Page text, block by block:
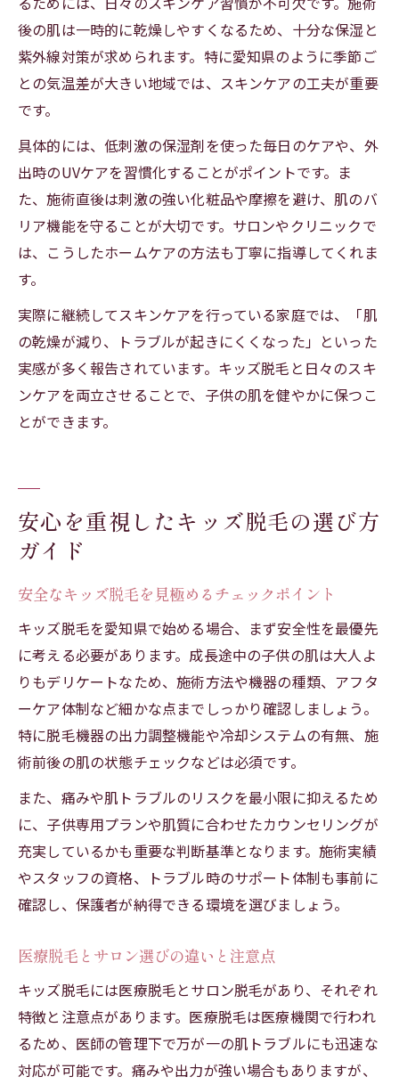
後の肌は一時的に乾燥しやすくなるため、十分な保湿と
紫外線対策が求められます。特に愛知県のように季節ご
との気温差が大きい地域では、スキンケアの工夫が重要
です。
具体的には、低刺激の保湿剤を使った毎日のケアや、外
出時のUVケアを習慣化することがポイントです。ま
た、施術直後は刺激の強い化粧品や摩擦を避け、肌のバ
リア機能を守ることが大切です。サロンやクリニックで
は、こうしたホームケアの方法も丁寧に指導してくれま
す。
実際に継続してスキンケアを行っている家庭では、「肌
の乾燥が減り、トラブルが起きにくくなった」といった
実感が多く報告されています。キッズ脱毛と日々のスキ
ンケアを両立させることで、子供の肌を健やかに保つこ
とができます。
安心を重視したキッズ脱毛の選び方
ガイド
安全なキッズ脱毛を見極めるチェックポイント
キッズ脱毛を愛知県で始める場合、まず安全性を最優先
に考える必要があります。成長途中の子供の肌は大人よ
りもデリケートなため、施術方法や機器の種類、アフタ
ーケア体制など細かな点までしっかり確認しましょう。
特に脱毛機器の出力調整機能や冷却システムの有無、施
術前後の肌の状態チェックなどは必須です。
また、痛みや肌トラブルのリスクを最小限に抑えるため
に、子供専用プランや肌質に合わせたカウンセリングが
充実しているかも重要な判断基準となります。施術実績
やスタッフの資格、トラブル時のサポート体制も事前に
確認し、保護者が納得できる環境を選びましょう。
医療脱毛とサロン選びの違いと注意点
キッズ脱毛には医療脱毛とサロン脱毛があり、それぞれ
特徴と注意点があります。医療脱毛は医療機関で行われ
るため、医師の管理下で万が一の肌トラブルにも迅速な
対応が可能です。痛みや出力が強い場合もありますが、